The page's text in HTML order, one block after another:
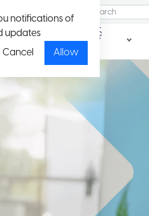
notifications of
updates
Cancel
Allow
ပတ်ကေ့ချ်နှင့်
နှုန်းထားများ